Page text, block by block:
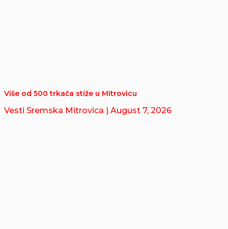
Više od 500 trkača stiže u Mitrovicu
Vesti Sremska Mitrovica | August 7, 2026